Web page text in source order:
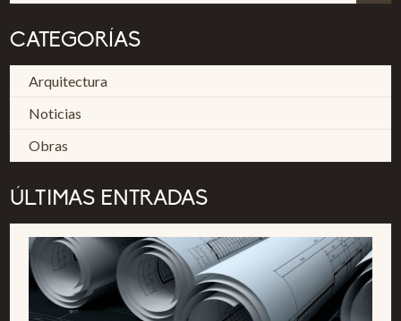
CATEGORÍAS
Arquitectura
Noticias
Obras
ÚLTIMAS ENTRADAS